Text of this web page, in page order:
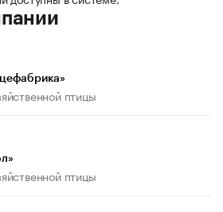
птицы
птицы